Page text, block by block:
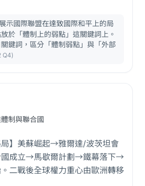
示國際聯盟在達致國際和平上的局
於「體制上的弱點」這關鍵詞上。
鍵詞，區分「體制弱點」與「外部
Q4)
制與聯合國
局】美蘇崛起→雅爾達/波茨坦會
成立→馬歇爾計劃→鐵幕落下→
二戰後全球權力重心由歐洲轉移